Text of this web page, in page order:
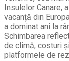
Insulelor Canare,
vacanță din
a dominat ani la
Schimbarea
de climă, costuri
platformele de